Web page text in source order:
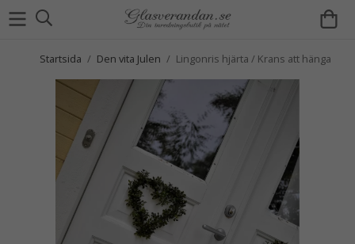
Startsida / Den vita Julen / Lingonris hjärta / Krans att hänga